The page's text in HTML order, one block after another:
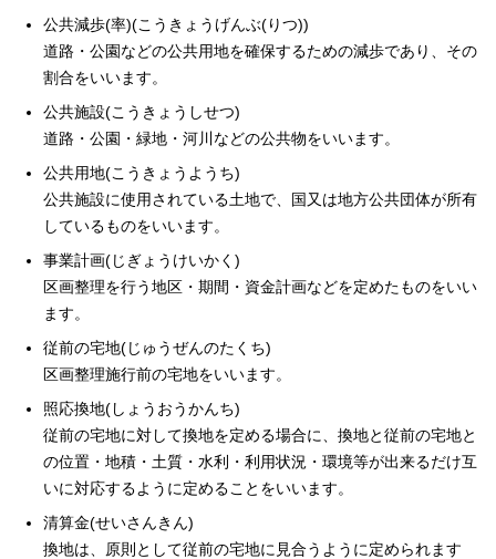
公共減歩(率)(こうきょうげんぶ(りつ))
道路・公園などの公共用地を確保するための減歩であり、その
割合をいいます。
公共施設(こうきょうしせつ)
道路・公園・緑地・河川などの公共物をいいます。
公共用地(こうきょうようち)
公共施設に使用されている土地で、国又は地方公共団体が所有
しているものをいいます。
事業計画(じぎょうけいかく)
区画整理を行う地区・期間・資金計画などを定めたものをいい
ます。
従前の宅地(じゅうぜんのたくち)
区画整理施行前の宅地をいいます。
照応換地(しょうおうかんち)
従前の宅地に対して換地を定める場合に、換地と従前の宅地と
の位置・地積・土質・水利・利用状況・環境等が出来るだけ互
いに対応するように定めることをいいます。
清算金(せいさんきん)
換地は、原則として従前の宅地に見合うように定められます